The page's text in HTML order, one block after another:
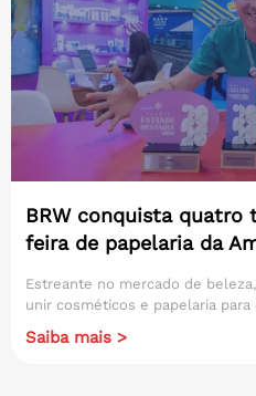
BRW conquista quatro
feira de papelaria da
Estreante no mercado de
unir cosméticos e papelaria para
Saiba mais >